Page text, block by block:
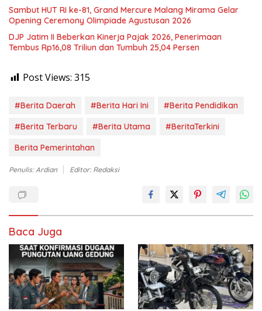
Sambut HUT RI ke-81, Grand Mercure Malang Mirama Gelar
Opening Ceremony Olimpiade Agustusan 2026
DJP Jatim II Beberkan Kinerja Pajak 2026, Penerimaan
Tembus Rp16,08 Triliun dan Tumbuh 25,04 Persen
Post Views: 315
#Berita Daerah #Berita Hari Ini
#Berita Pendidikan
#Berita Terbaru
#Berita Utama
#BeritaTerkini
Berita Pemerintahan
Penulis: Ardian Editor: Redaksi
Baca Juga